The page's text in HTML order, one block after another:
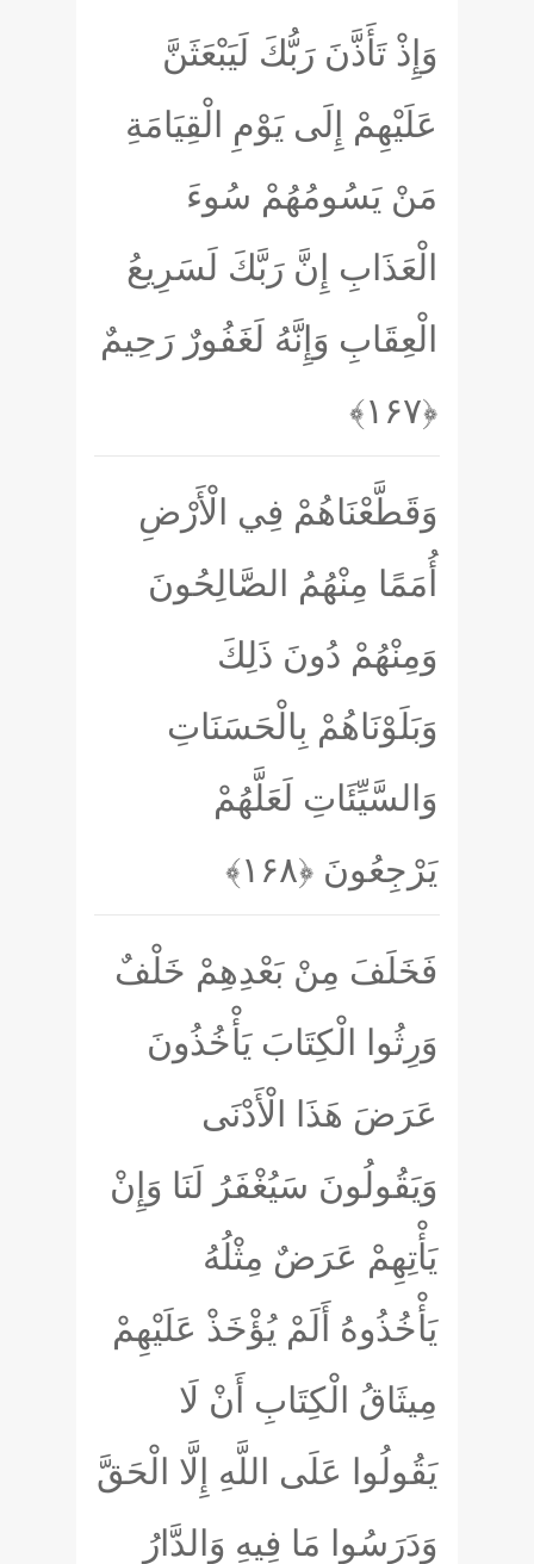
وَإِذْ تَأَذَّنَ رَبُّكَ لَيَبْعَثَنَّ
عَلَيْهِمْ إِلَى يَوْمِ الْقِيَامَةِ
مَنْ يَسُومُهُمْ سُوءَ
الْعَذَابِ إِنَّ رَبَّكَ لَسَرِيعُ
الْعِقَابِ وَإِنَّهُ لَغَفُورٌ رَحِيمٌ
﴿۱۶۷﴾
وَقَطَّعْنَاهُمْ فِي الْأَرْضِ
أُمَمًا مِنْهُمُ الصَّالِحُونَ
وَمِنْهُمْ دُونَ ذَلِكَ
وَبَلَوْنَاهُمْ بِالْحَسَنَاتِ
وَالسَّيِّئَاتِ لَعَلَّهُمْ
يَرْجِعُونَ ﴿۱۶۸﴾
فَخَلَفَ مِنْ بَعْدِهِمْ خَلْفٌ
وَرِثُوا الْكِتَابَ يَأْخُذُونَ
عَرَضَ هَذَا الْأَدْنَى
وَيَقُولُونَ سَيُغْفَرُ لَنَا وَإِنْ
يَأْتِهِمْ عَرَضٌ مِثْلُهُ
يَأْخُذُوهُ أَلَمْ يُؤْخَذْ عَلَيْهِمْ
مِيثَاقُ الْكِتَابِ أَنْ لَا
يَقُولُوا عَلَى اللَّهِ إِلَّا الْحَقَّ
وَدَرَسُوا مَا فِيهِ وَالدَّارُ